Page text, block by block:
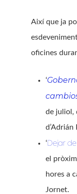
Així que ja
oficines
‘
de juliol,
d’Adrián
‘Dejar
el
hores a
Jornet.